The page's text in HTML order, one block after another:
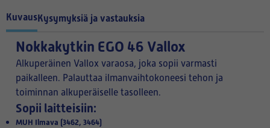
KuvausKysymyksiä ja vastauksia
Nokkakytkin EGO 46 Vallox
Alkuperäinen Vallox varaosa, joka sopii varmasti
paikalleen. Palauttaa ilmanvaihtokoneesi tehon ja
toiminnan alkuperäiselle tasolleen.
Sopii laitteisiin:
MUH Ilmava (3462, 3464)